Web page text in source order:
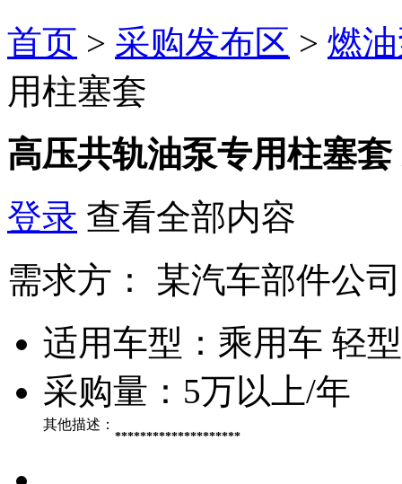
首页 > 采购发布区 > 燃
用柱塞套
高压共轨油泵专用柱塞套
登录 查看全部内容
需求方：
某汽车部件公司
适用车型： 乘用车 轻
采购量： 5万以上/年
其他描述：
********************